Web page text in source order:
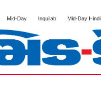
Mid-Day Inquilab Mid-Day Hindi